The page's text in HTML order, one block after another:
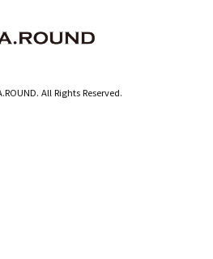
All Rights Reserved.